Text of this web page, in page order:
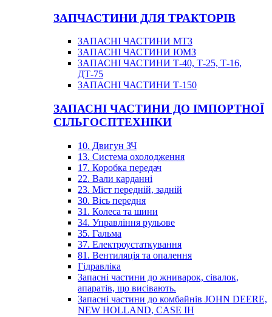
ЗАПЧАСТИНИ ДЛЯ ТРАКТОРІВ
ЗАПАСНІ ЧАСТИНИ МТЗ
ЗАПАСНІ ЧАСТИНИ ЮМЗ
ЗАПАСНІ ЧАСТИНИ Т-40, Т-25, Т-16,
ДТ-75
ЗАПАСНІ ЧАСТИНИ Т-150
ЗАПАСНІ ЧАСТИНИ ДО ІМПОРТНОЇ
СІЛЬГОСПТЕХНІКИ
10. Двигун ЗЧ
13. Система охолодження
17. Коробка передач
22. Вали карданні
23. Міст передній, задній
30. Вісь передня
31. Колеса та шини
34. Управління рульове
35. Гальма
37. Електроустаткування
81. Вентиляція та опалення
Гідравліка
Запасні частини до жниварок, сівалок,
апаратів, що висівають.
Запасні частини до комбайнів JOHN DEERE,
NEW HOLLAND, CASE IH